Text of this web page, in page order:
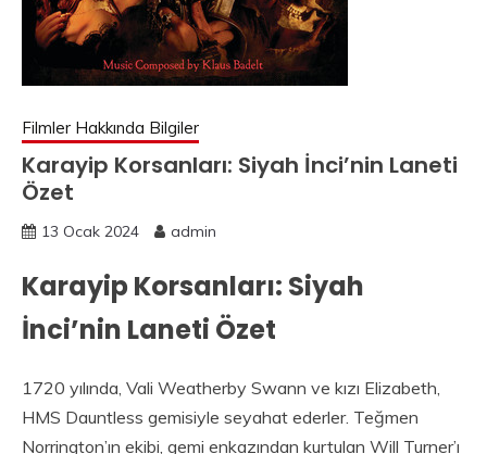
Filmler Hakkında Bilgiler
Karayip Korsanları: Siyah İnci’nin Laneti
Özet
13 Ocak 2024 admin
Karayip Korsanları: Siyah
İnci’nin Laneti Özet
1720 yılında, Vali Weatherby Swann ve kızı Elizabeth,
HMS Dauntless gemisiyle seyahat ederler. Teğmen
Norrington’ın ekibi, gemi enkazından kurtulan Will Turner’ı